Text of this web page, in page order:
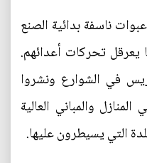
ناسفة بدائية الصنع
يعرقل تحركات أعدائهم.
في الشوارع ونشروا
والمباني العالية
التي يسيطرون عليها.